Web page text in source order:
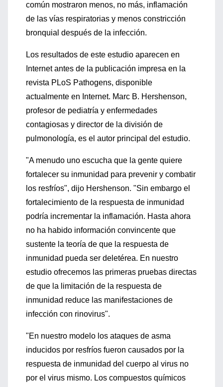
común mostraron menos, no más, inflamación
de las vías respiratorias y menos constricción
bronquial después de la infección.
Los resultados de este estudio aparecen en
Internet antes de la publicación impresa en la
revista PLoS Pathogens, disponible
actualmente en Internet. Marc B. Hershenson,
profesor de pediatría y enfermedades
contagiosas y director de la división de
pulmonología, es el autor principal del estudio.
"A menudo uno escucha que la gente quiere
fortalecer su inmunidad para prevenir y combatir
los resfríos", dijo Hershenson. "Sin embargo el
fortalecimiento de la respuesta de inmunidad
podría incrementar la inflamación. Hasta ahora
no ha habido información convincente que
sustente la teoría de que la respuesta de
inmunidad pueda ser deletérea. En nuestro
estudio ofrecemos las primeras pruebas directas
de que la limitación de la respuesta de
inmunidad reduce las manifestaciones de
infección con rinovirus".
"En nuestro modelo los ataques de asma
inducidos por resfríos fueron causados por la
respuesta de inmunidad del cuerpo al virus no
por el virus mismo. Los compuestos químicos